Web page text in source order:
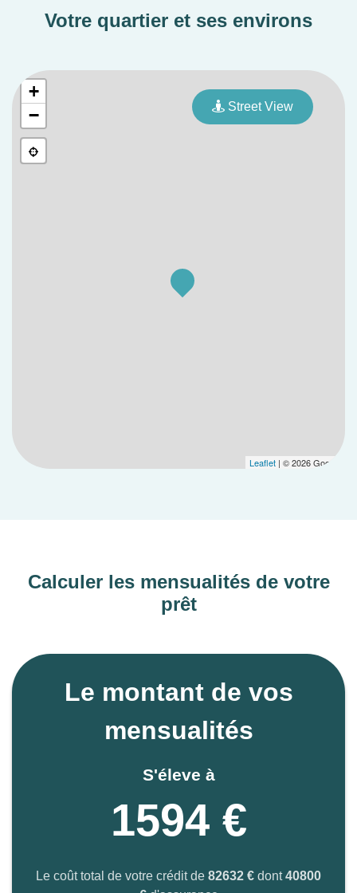
Votre quartier et ses environs
+
−
Leaflet | © 2026 Google
Street View
Calculer les mensualités de votre
prêt
Le montant de vos
mensualités
S'éleve à
1594 €
Le coût total de votre crédit de 82632 € dont40800